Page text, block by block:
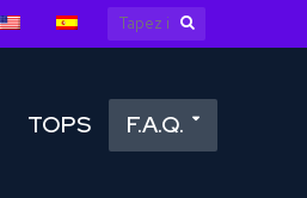
TOPS F.A.Q.